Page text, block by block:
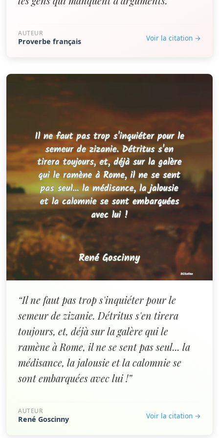
AUTEUR
Proverbe français Voir la citation →
“Il ne faut pas trop s'inquiéter pour le
semeur de zizanie. Détritus s'en tirera
toujours, et, déjà sur la galère qui le
ramène à Rome, il ne se sent pas seul... la
médisance, la jalousie et la calomnie se
sont embarquées avec lui !”
AUTEUR
René Goscinny Voir la citation →